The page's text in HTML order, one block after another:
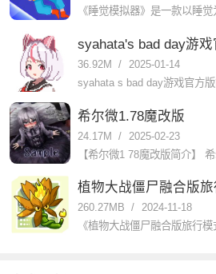
syahata's bad day游戏
36.92M /
2025-01-14
希尔微1.78魔改版
24.17M /
2025-02-23
植物大战僵尸融合版
260.27MB / 2024-11-18